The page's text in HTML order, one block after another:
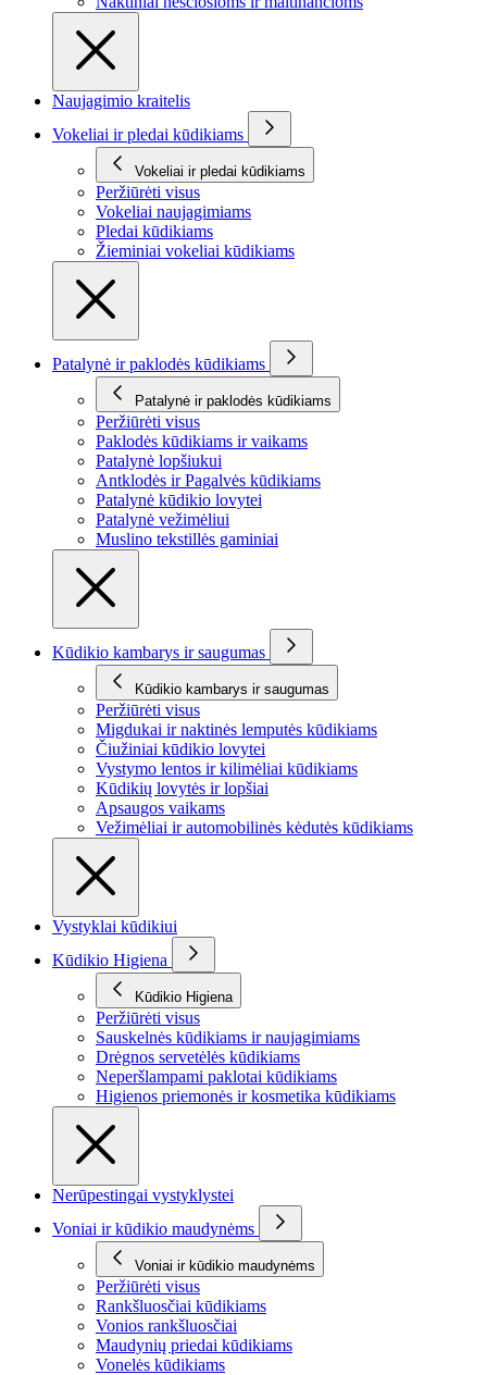
Naujagimio kraitelis
Vokeliai ir pledai kūdikiams
Vokeliai ir pledai kūdikiams
Peržiūrėti visus
Vokeliai naujagimiams
Pledai kūdikiams
Žieminiai vokeliai kūdikiams
Patalynė ir paklodės kūdikiams
Patalynė ir paklodės kūdikiams
Peržiūrėti visus
Paklodės kūdikiams ir vaikams
Patalynė lopšiukui
Antklodės ir Pagalvės kūdikiams
Patalynė kūdikio lovytei
Patalynė vežimėliui
Muslino tekstillės gaminiai
Kūdikio kambarys ir saugumas
Kūdikio kambarys ir saugumas
Peržiūrėti visus
Migdukai ir naktinės lemputės kūdikiams
Čiužiniai kūdikio lovytei
Vystymo lentos ir kilimėliai kūdikiams
Kūdikių lovytės ir lopšiai
Apsaugos vaikams
Vežimėliai ir automobilinės kėdutės kūdikiams
Vystyklai kūdikiui
Kūdikio Higiena
Kūdikio Higiena
Peržiūrėti visus
Sauskelnės kūdikiams ir naujagimiams
Drėgnos servetėlės kūdikiams
Neperšlampami paklotai kūdikiams
Higienos priemonės ir kosmetika kūdikiams
Nerūpestingai vystyklystei
Voniai ir kūdikio maudynėms
Voniai ir kūdikio maudynėms
Peržiūrėti visus
Rankšluosčiai kūdikiams
Vonios rankšluosčiai
Maudynių priedai kūdikiams
Vonelės kūdikiams